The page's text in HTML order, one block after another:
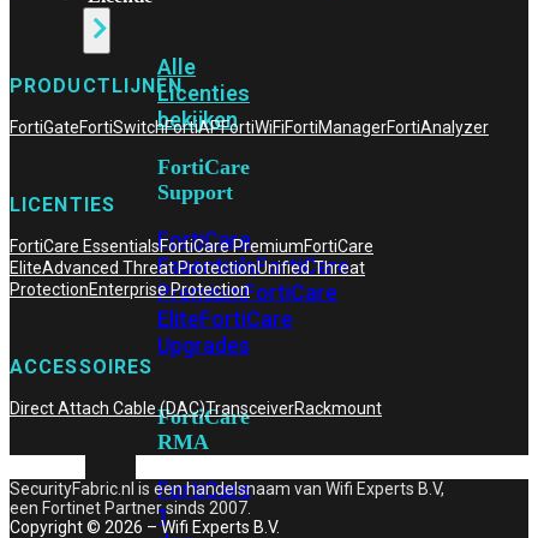
Alle
Licenties
bekijken
FortiCare
Support
FortiCare
EssentialsFortiCare
PremiumFortiCare
EliteFortiCare
Upgrades
FortiCare
RMA
FortiCare
1
PRODUCTLIJNEN
FortiGateFortiSwitchFortiAPFortiWiFiFortiManagerFortiAnalyzer
LICENTIES
FortiCare EssentialsFortiCare PremiumFortiCare
EliteAdvanced Threat ProtectionUnified Threat
ProtectionEnterprise Protection
ACCESSOIRES
Direct Attach Cable (DAC)TransceiverRackmount
SecurityFabric.nl is een handelsnaam van Wifi Experts B.V,
een Fortinet Partner sinds 2007.
Copyright © 2026 – Wifi Experts B.V.